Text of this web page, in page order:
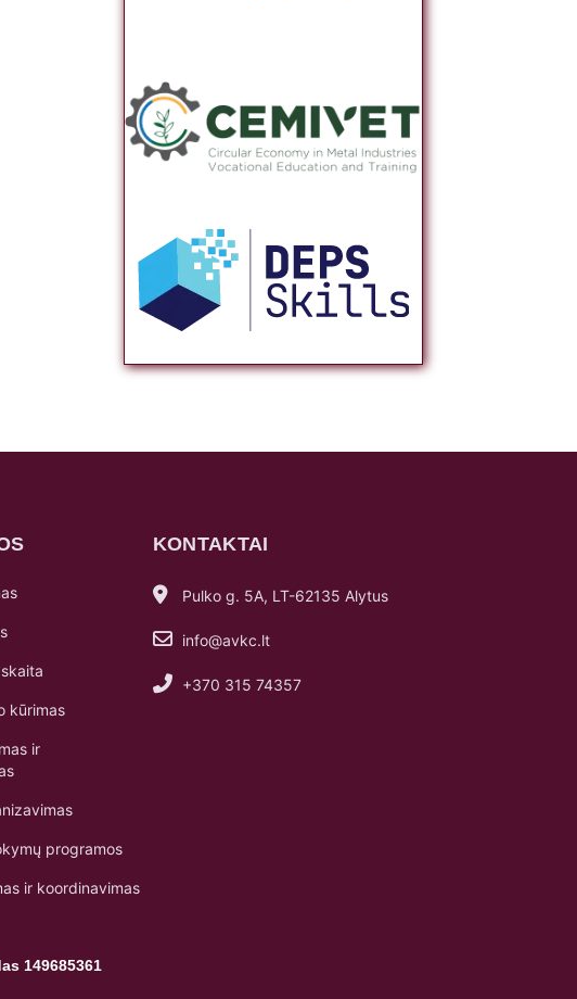
kūrimas
ir
programos
ir koordinavimas
KONTAKTAI
Pulko g. 5A, LT-62135 Alytus
info@avkc.lt
+370 315 74357
149685361